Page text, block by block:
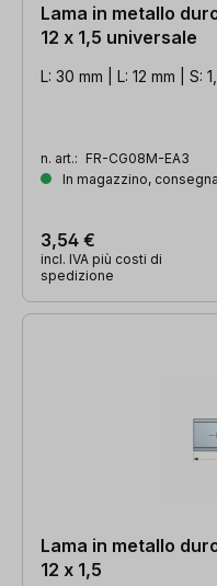
Lama in metallo
12 x 1,5 universale
L: 30 mm | L: 12 mm | S:
n. art.: FR-CG08M-EA3
In magazzino,
3,54 €
incl. IVA più costi di
spedizione
Lama in metallo
12 x 1,5